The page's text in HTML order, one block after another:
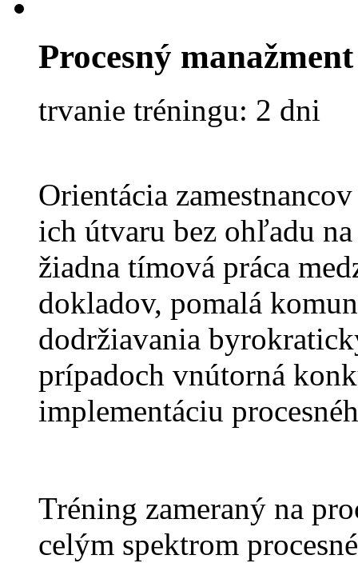
Procesný manažment
trvanie tréningu: 2 dni
Orientácia
ich útvaru bez ohľadu
žiadna tímová práca
dokladov, pomalá
dodržiavania
prípadoch vnútorná
implementáciu
Tréning zameraný na
celým spektrom